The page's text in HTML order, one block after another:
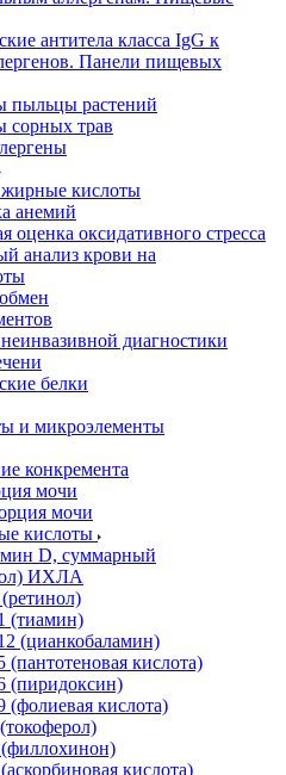
антитела класса IgG к
Панели пищевых
пыльцы растений
сорных трав
кислоты
анемий
оценка оксидативного стресса
анализ крови на
диагностики
белки
и микроэлементы
конкремента
мочи
мочи
кислоты
D, суммарный
ИХЛА
(тиамин)
(цианкобаламин)
кислота)
(пиридоксин)
кислота)
кислота)